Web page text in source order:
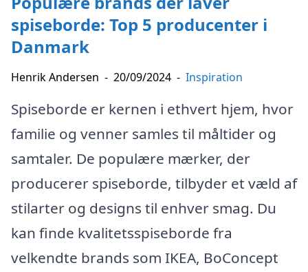
spiseborde: Top 5 producenter i
Danmark
Henrik Andersen - 20/09/2024 - Inspiration
Spiseborde er kernen i ethvert hjem, hvor
familie og venner samles til måltider og
samtaler. De populære mærker, der
producerer spiseborde, tilbyder et væld af
stilarter og designs til enhver smag. Du
kan finde kvalitetsspiseborde fra
velkendte brands som IKEA, BoConcept